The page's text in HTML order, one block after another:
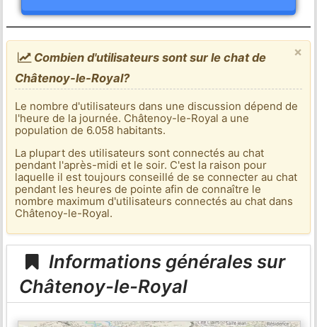
×
Combien d'utilisateurs sont sur le chat de
Châtenoy-le-Royal?
Le nombre d'utilisateurs dans une discussion dépend de
l'heure de la journée. Châtenoy-le-Royal a une
population de 6.058 habitants.
La plupart des utilisateurs sont connectés au chat
pendant l'après-midi et le soir. C'est la raison pour
laquelle il est toujours conseillé de se connecter au chat
pendant les heures de pointe afin de connaître le
nombre maximum d'utilisateurs connectés au chat dans
Châtenoy-le-Royal.
Informations générales sur
Châtenoy-le-Royal